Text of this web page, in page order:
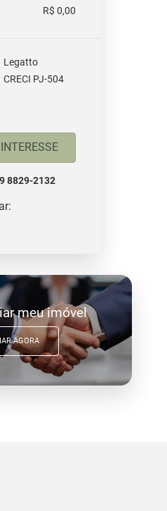
R$ 0,00
Legatto
CRECI PJ-504
TENHO INTERESSE
8829-2132
meu imóvel
AGORA